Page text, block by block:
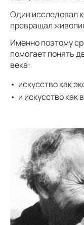
Один исследовал
превращал
Именно поэтому
помогает понять
века:
искусство как
и искусство как